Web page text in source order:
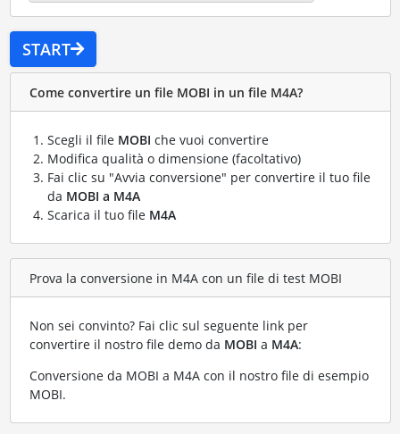
START
Come convertire un file MOBI in un file M4A?
Scegli il file MOBI che vuoi convertire
Modifica qualità o dimensione (facoltativo)
Fai clic su "Avvia conversione" per convertire il tuo file
da MOBI a M4A
Scarica il tuo file M4A
Prova la conversione in M4A con un file di test MOBI
Non sei convinto? Fai clic sul seguente link per
convertire il nostro file demo da MOBI a M4A:
Conversione da MOBI a M4A con il nostro file di esempio
MOBI.